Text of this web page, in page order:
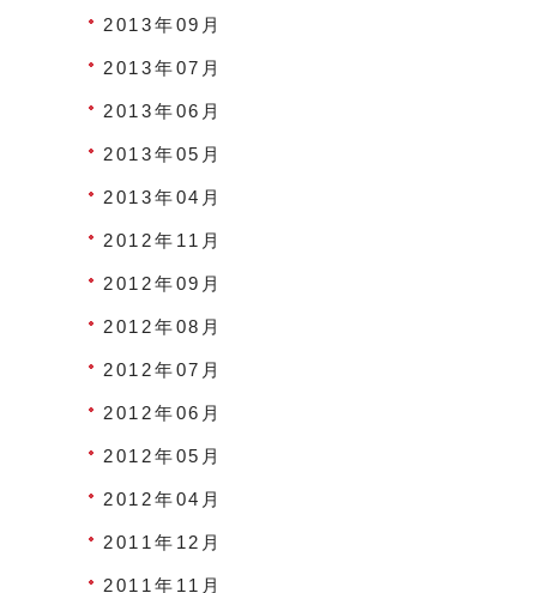
2013年09月
2013年07月
2013年06月
2013年05月
2013年04月
2012年11月
2012年09月
2012年08月
2012年07月
2012年06月
2012年05月
2012年04月
2011年12月
2011年11月